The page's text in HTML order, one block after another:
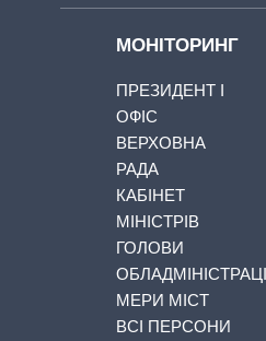
МОНІТОРИНГ
ПРЕЗИДЕНТ І
ОФІС
ВЕРХОВНА
РАДА
КАБІНЕТ
МІНІСТРІВ
ГОЛОВИ
МЕРИ МІСТ
ВСІ ПЕРСОНИ